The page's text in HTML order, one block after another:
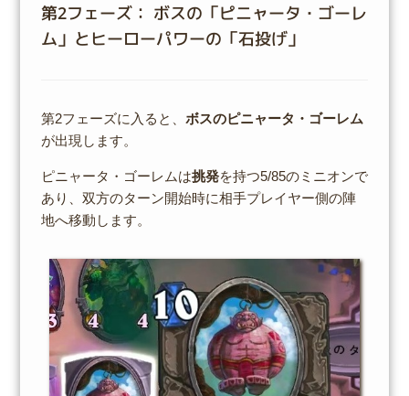
第2フェーズ： ボスの「ピニャータ・ゴーレ
ム」とヒーローパワーの「石投げ」
第2フェーズに入ると、 ボスのピニャータ・ゴーレム
が出現します。
ピニャータ・ゴーレムは挑発を持つ5/85のミニオンで
あり、双方のターン開始時に相手プレイヤー側の陣
地へ移動します。